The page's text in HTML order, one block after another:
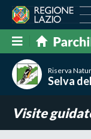
Riserva
Selva
Visite